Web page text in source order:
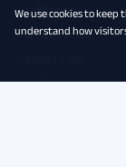
নোটিশ বোর্ড
আমাদের সম্পর্কে
ক্যারিয়ার গাইড
We use cookies to
understand how